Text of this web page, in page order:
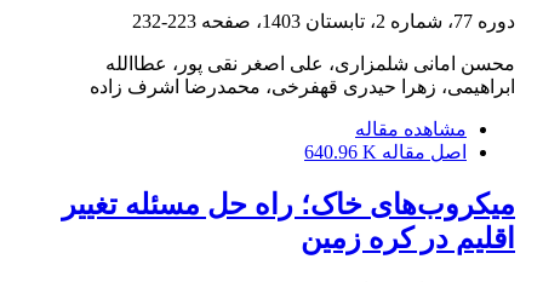
دوره 77، شماره 2، تابستان 1403، صفحه 223-232
محسن امانی شلمزاری، علی اصغر نقی پور، عطاالله
ابراهیمی، زهرا حیدری قهفرخی، محمدرضا اشرف زاده
مشاهده مقاله
اصل مقاله 640.96 K
میکروب‌های خاک؛ راه حل مسئله تغییر
اقلیم در کره زمین